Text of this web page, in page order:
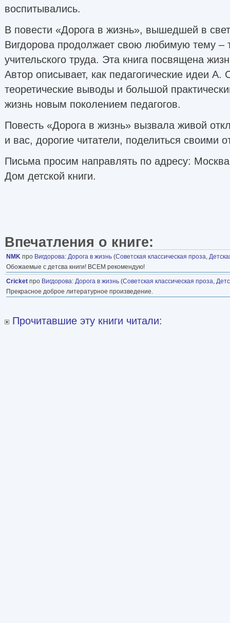
воспитывались.
В повести «Дорога в жизнь», вышедшей в
Вигдорова продолжает свою любимую тему –
учительского труда. Эта книга посвящена
Автор описывает, как педагогические идеи А.
теоретические выводы и большой
жизнь новым поколением педагогов.
Повесть «Дорога в жизнь» вызвала живой
и вас, дорогие читатели, поделиться своими
Письма просим направлять по адресу:
Дом детской книги.
Впечатления о книге:
NMK про Вигдорова: Дорога в жизнь (Советская классическая проза,
Обожаемые с детсва книги! ВСЕМ рекомендую!
Cricket про Вигдорова: Дорога в жизнь (Советская классическая проза,
Прекрасное доброе литературное произведение.
Прочитавшие эту книги читали: